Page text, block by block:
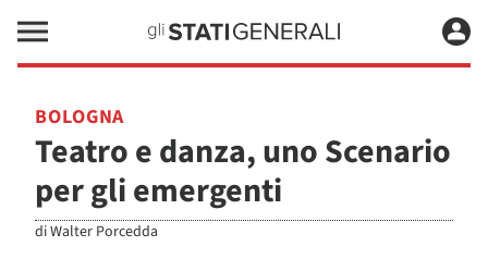
BOLOGNA
Teatro e danza, uno Scenario
per gli emergenti
diWalter Porcedda